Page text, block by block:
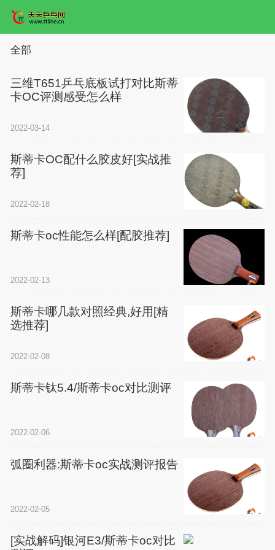
全部
三维T651乒乓底板试打对比斯蒂
卡OC评测感受怎么样
2022-03-14
斯蒂卡OC配什么胶皮好[实战推
荐]
2022-02-18
斯蒂卡oc性能怎么样[配胶推荐]
2022-02-13
斯蒂卡哪几款对照经典,好用[精
选推荐]
2022-02-08
斯蒂卡钛5.4/斯蒂卡oc对比测评
2022-02-06
弧圈利器:斯蒂卡oc实战测评报告
2022-02-05
[实战解码]银河E3/斯蒂卡oc对比